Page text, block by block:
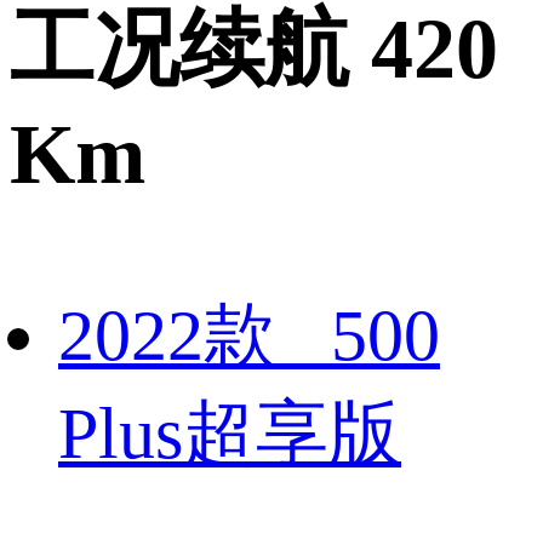
工况续航 420
Km
2022款 500
Plus超享版